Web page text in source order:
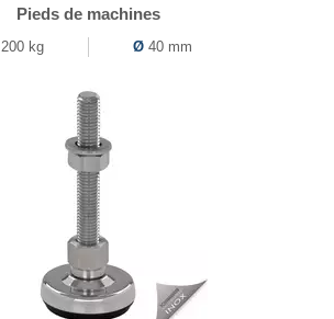
Pieds de machines
200 kg Ø 40 mm